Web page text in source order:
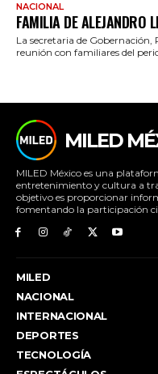
NACIONAL
FAMILIA DE ALEJANDRO
La secretaria de Gobernación,
reunión con familiares del
MILED
MILED México es una
entretenimiento y cultura a
objetivo es proporcionar
fomentando la participación
MILED
NACIONAL
INTERNACIONAL
DEPORTES
TECNOLOGÍA